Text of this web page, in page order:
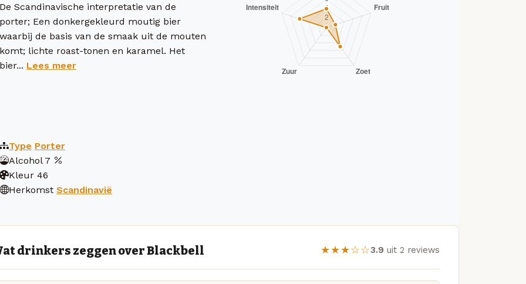
De Scandinavische interpretatie van de
porter; Een donkergekleurd moutig bier
waarbij de basis van de smaak uit de mouten
komt; lichte roast-tonen en karamel. Het
bier... Lees meer
Type Porter
Alcohol 7
Kleur 46
Herkomst Scandinavië
drinkers zeggen over Blackbell ★★★☆☆3.9 uit 2 reviews